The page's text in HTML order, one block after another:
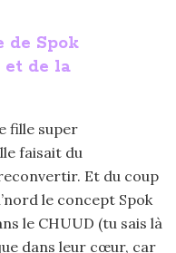
de Spok
et de la
fille super
faisait du
Et du coup
le concept Spok
le CHUUD (tu sais là
dans leur cœur, car